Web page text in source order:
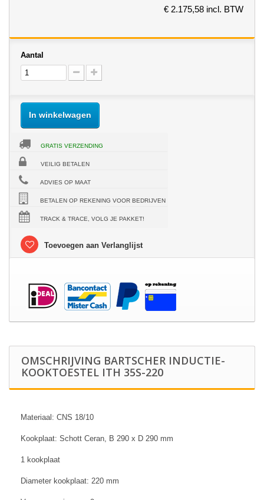
€ 2.175,58 incl. BTW
Aantal
In winkelwagen
GRATIS VERZENDING
VEILIG BETALEN
ADVIES OP MAAT
BETALEN OP REKENING VOOR BEDRIJVEN
TRACK & TRACE, VOLG JE PAKKET!
Toevoegen aan Verlanglijst
OMSCHRIJVING BARTSCHER INDUCTIE-
KOOKTOESTEL ITH 35S-220
Materiaal: CNS 18/10
Kookplaat: Schott Ceran, B 290 x D 290 mm
1 kookplaat
Diameter kookplaat: 220 mm